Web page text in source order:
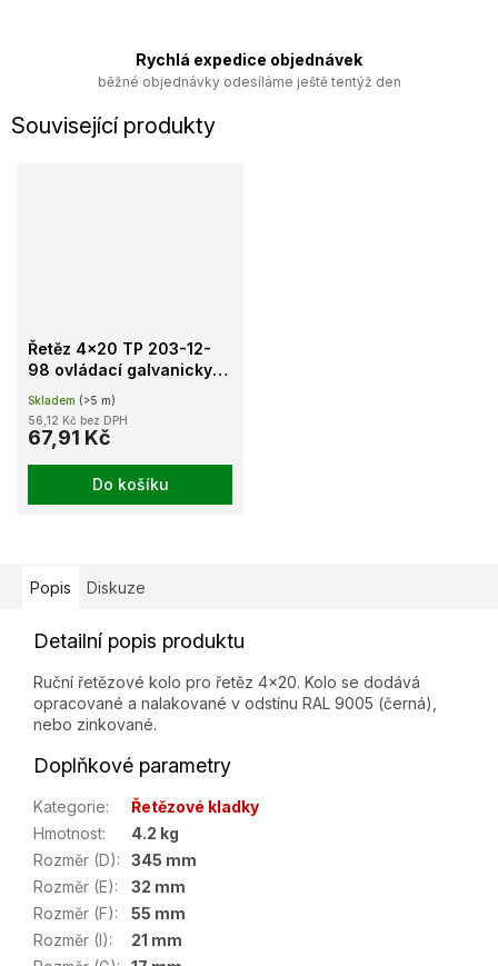
Rychlá expedice objednávek
běžné objednávky odesíláme ještě tentýž den
Související produkty
Řetěz 4x20 TP 203-12-
98 ovládací galvanicky
pozinkovaný
Skladem (>5 m)
56,12 Kč bez DPH
67,91 Kč
Do košíku
Popis Diskuze
Detailní popis produktu
Ruční řetězové kolo pro řetěz 4x20. Kolo se dodává
opracované a nalakované v odstínu RAL 9005 (černá),
nebo zinkované.
Doplňkové parametry
Kategorie:
Řetězové kladky
Hmotnost:
4.2 kg
Rozměr (D):
345 mm
Rozměr (E):
32 mm
Rozměr (F):
55 mm
Rozměr (I):
21 mm